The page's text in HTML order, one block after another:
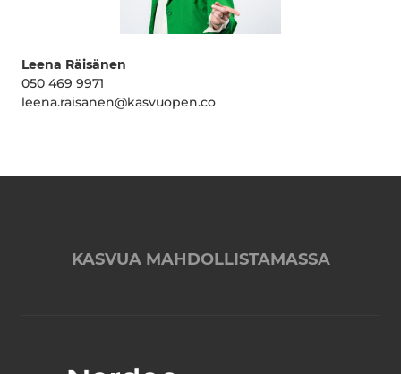
Leena Räisänen
050 469 9971
leena.raisanen@kasvuopen.co
KASVUA MAHDOLLISTAMASSA